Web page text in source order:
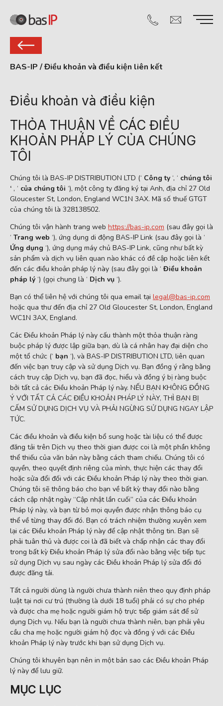
BAS-IP /Điều khoản và điều kiện liên kết
Điều khoản và điều kiện
THỎA THUẬN VỀ CÁC ĐIỀU
KHOẢN PHÁP LÝ CỦA CHÚNG
TÔI
Chúng tôi là BAS-IP DISTRIBUTION LTD (‘ Công ty ‘, ‘ chúng tôi
‘ , ‘ của chúng tôi ‘), một công ty đăng ký tại Anh, địa chỉ 27 Old
Gloucester St, London, England WC1N 3AX. Mã số thuế GTGT
của chúng tôi là 328138502.
Chúng tôi vận hành trang web https://bas-ip.com (sau đây gọi là
‘ Trang web ‘), ứng dụng di động BAS-IP Link (sau đây gọi là ‘
Ứng dụng ‘), ứng dụng máy chủ BAS-IP Link, cũng như bất kỳ
sản phẩm và dịch vụ liên quan nào khác có đề cập hoặc liên kết
đến các điều khoản pháp lý này (sau đây gọi là ‘ Điều khoản
pháp lý ‘) (gọi chung là ‘ Dịch vụ ‘).
Bạn có thể liên hệ với chúng tôi qua email tại legal@bas-ip.com
hoặc qua thư đến địa chỉ 27 Old Gloucester St, London, England
WC1N 3AX, England.
Các Điều khoản Pháp lý này cấu thành một thỏa thuận ràng
buộc pháp lý được lập giữa bạn, dù là cá nhân hay đại diện cho
một tổ chức (‘ bạn ‘), và BAS-IP DISTRIBUTION LTD, liên quan
đến việc bạn truy cập và sử dụng Dịch vụ. Bạn đồng ý rằng bằng
cách truy cập Dịch vụ, bạn đã đọc, hiểu và đồng ý bị ràng buộc
bởi tất cả các Điều khoản Pháp lý này. NẾU BẠN KHÔNG ĐỒNG
Ý VỚI TẤT CẢ CÁC ĐIỀU KHOẢN PHÁP LÝ NÀY, THÌ BẠN BỊ
CẤM SỬ DỤNG DỊCH VỤ VÀ PHẢI NGỪNG SỬ DỤNG NGAY LẬP
TỨC.
Các điều khoản và điều kiện bổ sung hoặc tài liệu có thể được
đăng tải trên Dịch vụ theo thời gian được coi là một phần không
thể thiếu của văn bản này bằng cách tham chiếu. Chúng tôi có
quyền, theo quyết định riêng của mình, thực hiện các thay đổi
hoặc sửa đổi đối với các Điều khoản Pháp lý này theo thời gian.
Chúng tôi sẽ thông báo cho bạn về bất kỳ thay đổi nào bằng
cách cập nhật ngày “Cập nhật lần cuối” của các Điều khoản
Pháp lý này, và bạn từ bỏ mọi quyền được nhận thông báo cụ
thể về từng thay đổi đó. Bạn có trách nhiệm thường xuyên xem
lại các Điều khoản Pháp lý này để cập nhật thông tin. Bạn sẽ
phải tuân thủ và được coi là đã biết và chấp nhận các thay đổi
trong bất kỳ Điều khoản Pháp lý sửa đổi nào bằng việc tiếp tục
sử dụng Dịch vụ sau ngày các Điều khoản Pháp lý sửa đổi đó
được đăng tải.
Tất cả người dùng là người chưa thành niên theo quy định pháp
luật tại nơi cư trú (thường là dưới 18 tuổi) phải có sự cho phép
và được cha mẹ hoặc người giám hộ trực tiếp giám sát để sử
dụng Dịch vụ. Nếu bạn là người chưa thành niên, bạn phải yêu
cầu cha mẹ hoặc người giám hộ đọc và đồng ý với các Điều
khoản Pháp lý này trước khi bạn sử dụng Dịch vụ.
Chúng tôi khuyên bạn nên in một bản sao các Điều khoản Pháp
lý này để lưu giữ.
MỤC LỤC